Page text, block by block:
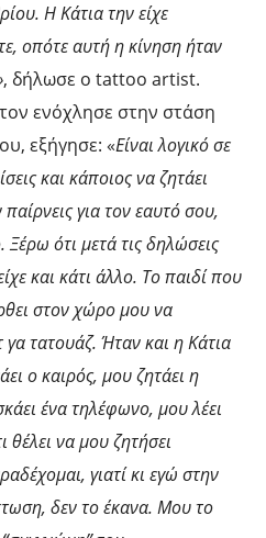
Η Κάτια την είχε
οπότε αυτή η κίνηση ήταν
, δήλωσε ο tattoo artist.
ενόχλησε στην στάση
εξήγησε: «Είναι λογικό σε
και κάποιος να ζητάει
για τον εαυτό σου,
Ξέρω ότι μετά τις δηλώσεις
και κάτι άλλο. Το παιδί που
στον χώρο μου να
τατουάζ. Ήταν και η Κάτια
ο καιρός, μου ζητάει η
ένα τηλέφωνο, μου λέει
θέλει να μου ζητήσει
γιατί κι εγώ στην
δεν το έκανα. Μου το